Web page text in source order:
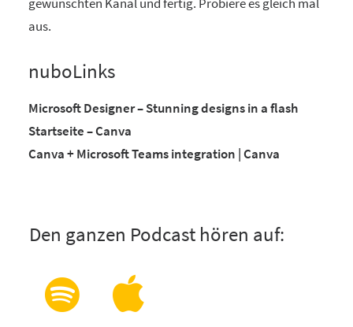
aus.
nuboLinks
Microsoft Designer – Stunning designs in a flash
Startseite – Canva
Canva + Microsoft Teams integration | Canva
Den ganzen Podcast hören auf: